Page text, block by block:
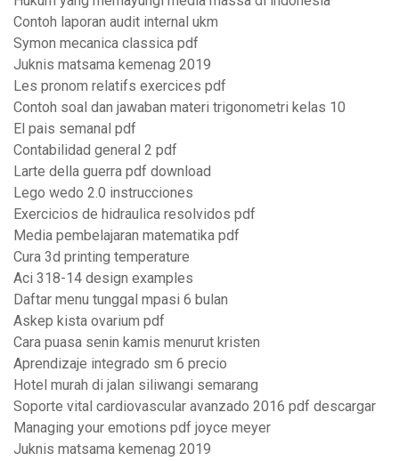
Contoh laporan audit internal ukm
Symon mecanica classica pdf
Juknis matsama kemenag 2019
Les pronom relatifs exercices pdf
Contoh soal dan jawaban materi trigonometri kelas 10
El pais semanal pdf
Contabilidad general 2 pdf
Larte della guerra pdf download
Lego wedo 2.0 instrucciones
Exercicios de hidraulica resolvidos pdf
Media pembelajaran matematika pdf
Cura 3d printing temperature
Aci 318-14 design examples
Daftar menu tunggal mpasi 6 bulan
Askep kista ovarium pdf
Cara puasa senin kamis menurut kristen
Aprendizaje integrado sm 6 precio
Hotel murah di jalan siliwangi semarang
Soporte vital cardiovascular avanzado 2016 pdf descargar
Managing your emotions pdf joyce meyer
Juknis matsama kemenag 2019